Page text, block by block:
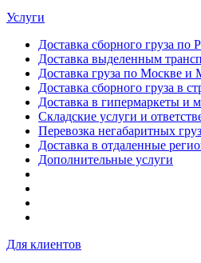
Услуги
Доставка сборного груза по
Доставка выделенным
Доставка груза по Москве
Доставка сборного груза в
Доставка в гипермаркеты и
Складские услуги и
Перевозка негабаритных
Доставка в отдаленные
Дополнительные услуги
Для клиентов